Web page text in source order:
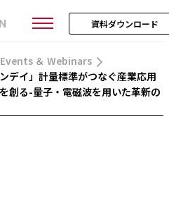
資料ダウンロード
＆ Webinars
デイ」計量標準がつなぐ産業応用
創る-量子・電磁波を用いた革新の